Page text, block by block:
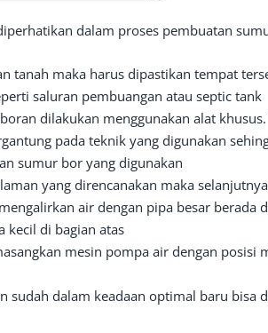
dalam proses pembuatan
tanah maka harus dipastikan tempat
saluran pembuangan atau septic tank
dilakukan menggunakan alat
pada teknik yang digunakan
sumur bor yang digunakan
yang direncanakan maka
air dengan pipa besar berada
kecil di bagian atas
mesin pompa air dengan posisi
sudah dalam keadaan optimal baru bisa